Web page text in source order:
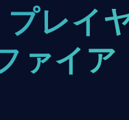
プレイ
ァイア